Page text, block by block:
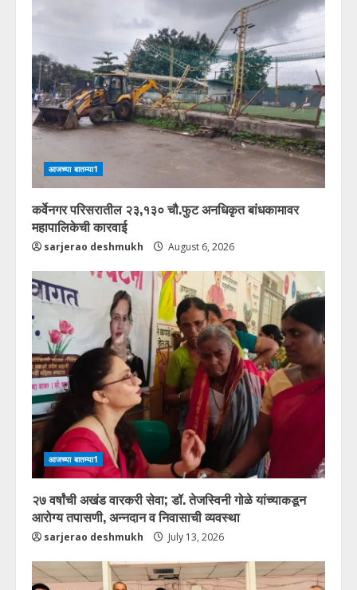
आजच्या बातम्या1
कर्वेनगर परिसरातील २३,१३० चौ.फुट अनधिकृत बांधकामावर
महापालिकेची कारवाई
sarjerao deshmukh August 6, 2026
आजच्या बातम्या1
२७ वर्षांची अखंड वारकरी सेवा; डॉ. तेजस्विनी गोळे यांच्याकडून
आरोग्य तपासणी, अन्नदान व निवासाची व्यवस्था
sarjerao deshmukh July 13, 2026